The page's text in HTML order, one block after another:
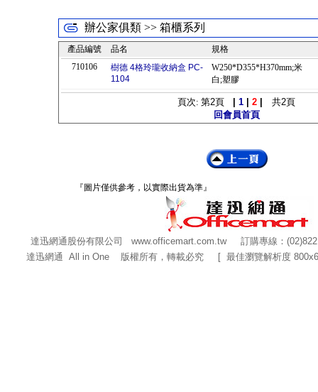
辦公家俱類 >> 箱櫃系列
產品編號 品名
規格
710106
樹德 4格玲瓏收納盒 PC-
1104
W250*D355*H370mm;米
白;塑膠
頁次: 第2頁 1 2 共2頁
回會員首頁
『圖片僅供參考，以實際出貨為準』
達迅網通股份有限公司 www.officemart.com.tw訂購專線：
達迅網通 All in One 版權所有，轉載必究 [ 最佳瀏覽解析度